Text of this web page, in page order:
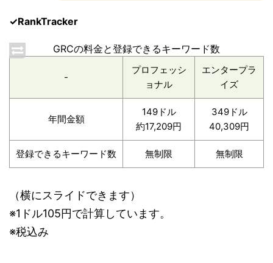
✓RankTracker
GRCの料金と登録できるキーワード数
-
プロフェッシ
ョナル
エンタープラ
イズ
年間金額
149ドル
約17,209円
349ドル
40,309円
登録できるキーワード数 無制限 無制限
（横にスライドできます）
※1ドル105円で計算しています。
※税込み